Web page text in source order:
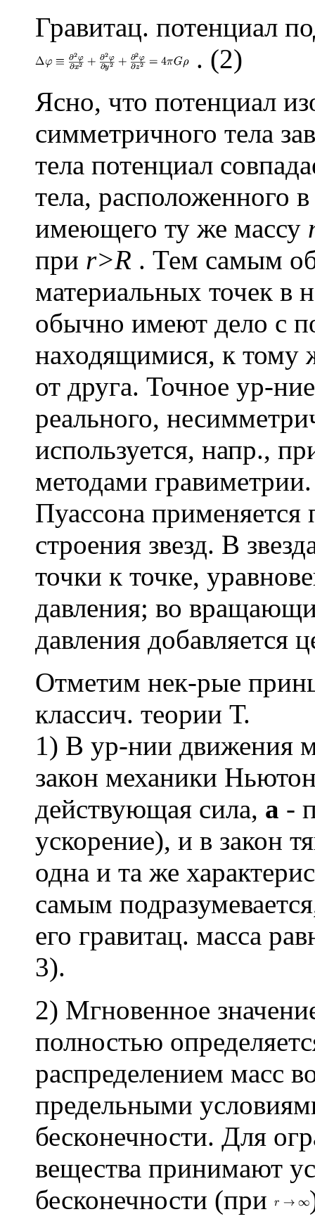
Гравитац. потенциал
. (2)
Ясно, что потенциал
симметричного тела
тела потенциал
тела, расположенного
имеющего ту же массу
при r>R . Тем самым
материальных точек в
обычно имеют дело с
находящимися, к тому
от друга. Точное ур-
реального,
используется, напр.,
методами
Пуассона применяется
строения звезд. В
точки к точке,
давления; во
давления добавляется
Отметим нек-рые
классич. теории Т.
1) В ур-нии движения
закон механики
действующая сила, a -
ускорение), и в закон
одна и та же
самым
его гравитац. масса
3).
2) Мгновенное
полностью
распределением масс
предельными
бесконечности. Для
вещества принимают
бесконечности (при